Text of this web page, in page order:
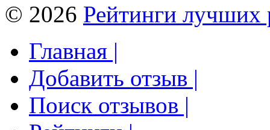
© 2026 Рейтинги лучших
Главная |
Добавить отзыв |
Поиск отзывов |